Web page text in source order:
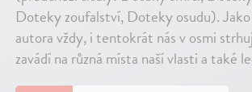
Doteky zoufalství, Doteky osudu).
autora vždy, i tentokrát nás v osmi
zavádí na různá místa naší vlasti a také